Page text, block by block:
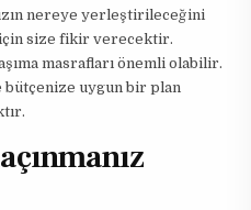
nereye yerleştirileceğini
için size fikir verecektir.
masrafları önemli olabilir.
bütçenize uygun bir plan